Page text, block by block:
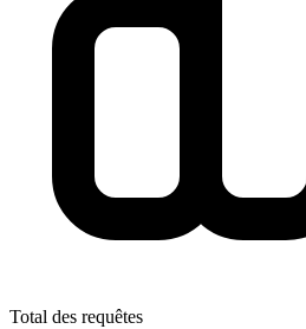
Total des requêtes